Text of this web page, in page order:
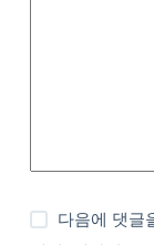
다음에 댓글